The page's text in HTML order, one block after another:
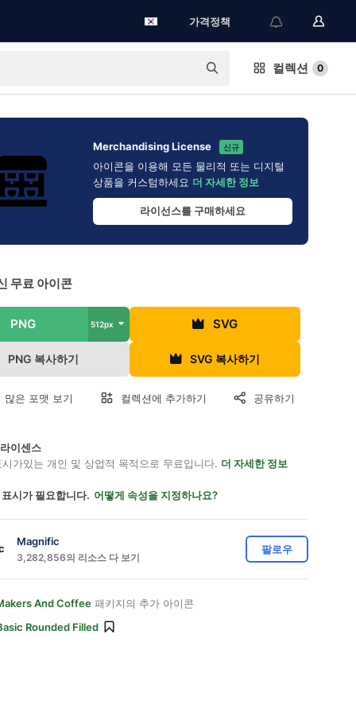
가격정책
컬렉션 0
Merchandising License 신규
아이콘을 이용해 모든 물리적 또는 디지털
상품을 커스텀하세요 더 자세한 정보
라이선스를 구매하세요
무료 아이콘
PNG 512px SVG
PNG 복사하기 SVG 복사하기
많은 포맷 보기 컬렉션에 추가하기 공유하기
이센스
가있는 개인 및 상업적 목적으로 무료입니다. 더 자세한 정보
시가 필요합니다. 어떻게 속성을 지정하나요?
Magnific
3,282,856의 리소스 다 보기
팔로우
And Coffee 패키지의 추가 아이콘
Rounded Filled